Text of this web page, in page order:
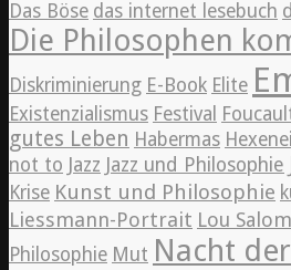
Das Böse das internet lesebuch
Die Philosophen
Diskriminierung E-Book Elite
Existenzialismus Festival
gutes Leben Habermas
not to Jazz Jazz und Philosophie
Krise Kunst und Philosophie
Liessmann-Portrait Lou
Philosophie Mut Nacht